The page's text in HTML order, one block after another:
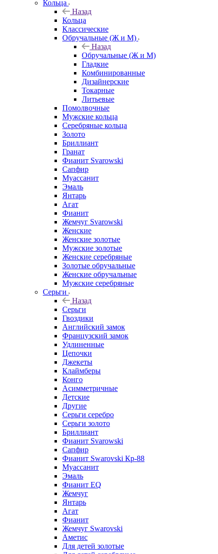
Кольца
Назад
Кольца
Классические
Обручальные (Ж и М)
Назад
Обручальные (Ж и М)
Гладкие
Комбинированные
Дизайнерские
Токарные
Литьевые
Помолвочные
Мужские кольца
Серебряные кольца
Золото
Бриллиант
Гранат
Фианит Svarowski
Сапфир
Муассанит
Эмаль
Янтарь
Агат
Фианит
Жемчуг Svarowski
Женские
Женские золотые
Мужские золотые
Женские серебряные
Золотые обручальные
Женские обручальные
Мужские серебряные
Серьги
Назад
Серьги
Гвоздики
Английский замок
Французский замок
Удлиненные
Цепочки
Джекеты
Клаймберы
Конго
Асимметричные
Детские
Другие
Серьги серебро
Серьги золото
Бриллиант
Фианит Svarowski
Сапфир
Фианит Swarovski Кр-88
Муассанит
Эмаль
Фианит EQ
Жемчуг
Янтарь
Агат
Фианит
Жемчуг Swarovski
Аметис
Для детей золотые